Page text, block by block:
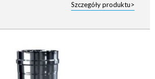
Szczegóły produktu>